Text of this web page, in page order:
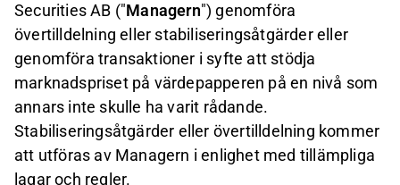
Securities AB ("Managern") genomföra
övertilldelning eller stabiliseringsåtgärder eller
genomföra transaktioner i syfte att stödja
marknadspriset på värdepapperen på en nivå som
annars inte skulle ha varit rådande.
Stabiliseringsåtgärder eller övertilldelning kommer
att utföras av Managern i enlighet med tillämpliga
lagar och regler.